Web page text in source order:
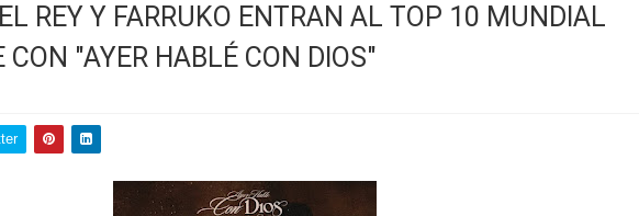
REY Y FARRUKO ENTRAN AL TOP 10 MUNDIAL
CON "AYER HABLÉ CON DIOS"